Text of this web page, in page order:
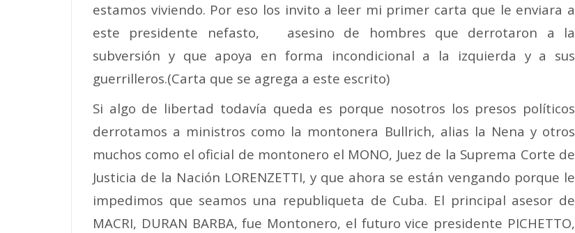
estamos viviendo. Por eso los invito a leer mi primer carta que le enviara a
este presidente nefasto, asesino de hombres que derrotaron a la
subversión y que apoya en forma incondicional a la izquierda y a sus
guerrilleros.(Carta que se agrega a este escrito)
Si algo de libertad todavía queda es porque nosotros los presos políticos
derrotamos a ministros como la montonera Bullrich, alias la Nena y otros
muchos como el oficial de montonero el MONO, Juez de la Suprema Corte de
Justicia de la Nación LORENZETTI, y que ahora se están vengando porque le
impedimos que seamos una republiqueta de Cuba. El principal asesor de
MACRI, DURAN BARBA, fue Montonero, el futuro vice presidente PICHETTO,